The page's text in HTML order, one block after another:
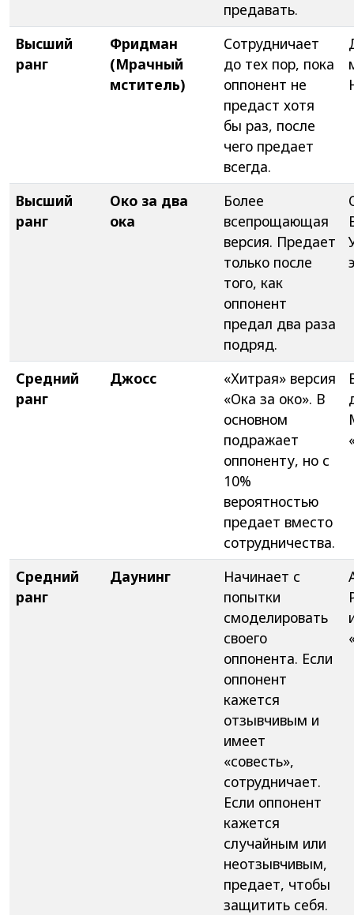
предавать.
Высший
ранг
Фридман
(Мрачный
мститель)
Сотрудничает
до тех пор, пока
оппонент не
предаст хотя
бы раз, после
чего предает
всегда.
Высший
ранг
Око за два
ока
Более
всепрощающая
версия. Предает
только после
того, как
оппонент
предал два раза
подряд.
Средний
ранг
Джосс
«Хитрая» версия
«Ока за око». В
основном
подражает
оппоненту, но с
10%
вероятностью
предает вместо
сотрудничества.
Средний
ранг
Даунинг
Начинает с
попытки
смоделировать
своего
оппонента. Если
оппонент
кажется
отзывчивым и
имеет
«совесть»,
сотрудничает.
Если оппонент
кажется
случайным или
неотзывчивым,
предает, чтобы
защитить себя.